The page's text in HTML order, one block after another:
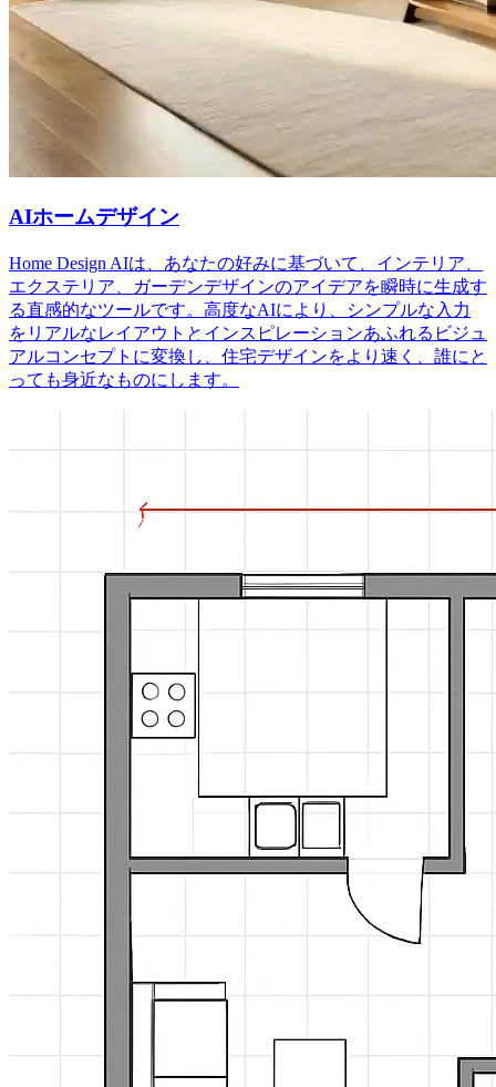
AIホームデザイン
Home Design AIは、あなたの好みに基づいて、インテリア、
エクステリア、ガーデンデザインのアイデアを瞬時に生成す
る直感的なツールです。高度なAIにより、シンプルな入力
をリアルなレイアウトとインスピレーションあふれるビジュ
アルコンセプトに変換し、住宅デザインをより速く、誰にと
っても身近なものにします。